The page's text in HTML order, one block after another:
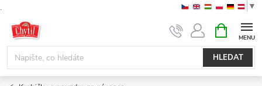
.
obsah
▼
HLEDAT
NÁKUPNÍ
KOŠÍK